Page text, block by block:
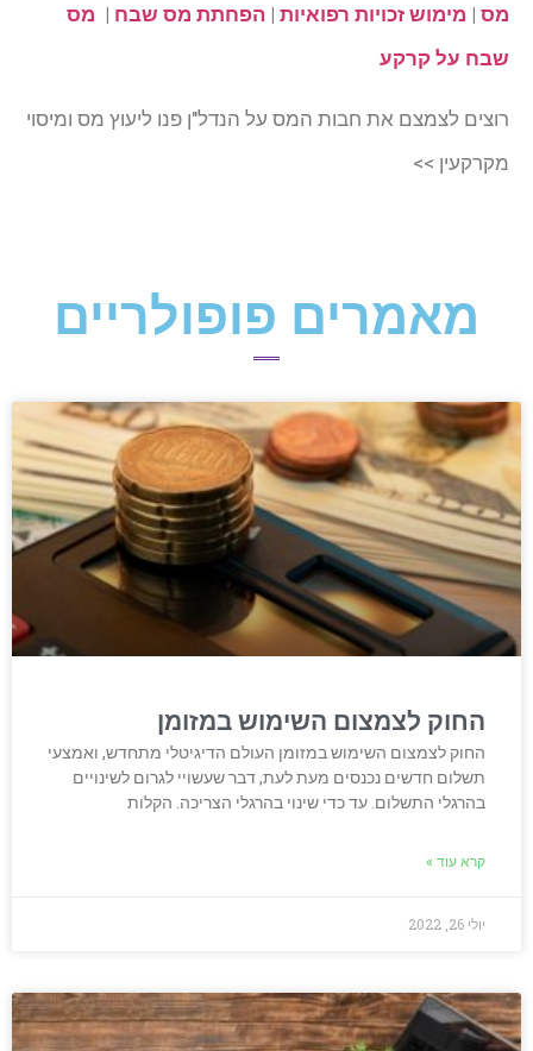
מס|מימוש זכויות רפואיות|הפחתת מס שבח|מס
שבח על קרקע
רוצים לצמצם את חבות המס על הנדל"ן פנו ליעוץ מס ומיסוי
מקרקעין >>
מאמרים פופולריים
החוק לצמצום השימוש במזומן
החוק לצמצום השימוש במזומן העולם הדיגיטלי מתחדש, ואמצעי
תשלום חדשים נכנסים מעת לעת, דבר שעשויי לגרום לשינויים
בהרגלי התשלום. עד כדי שינוי בהרגלי הצריכה. הקלות
קרא עוד »